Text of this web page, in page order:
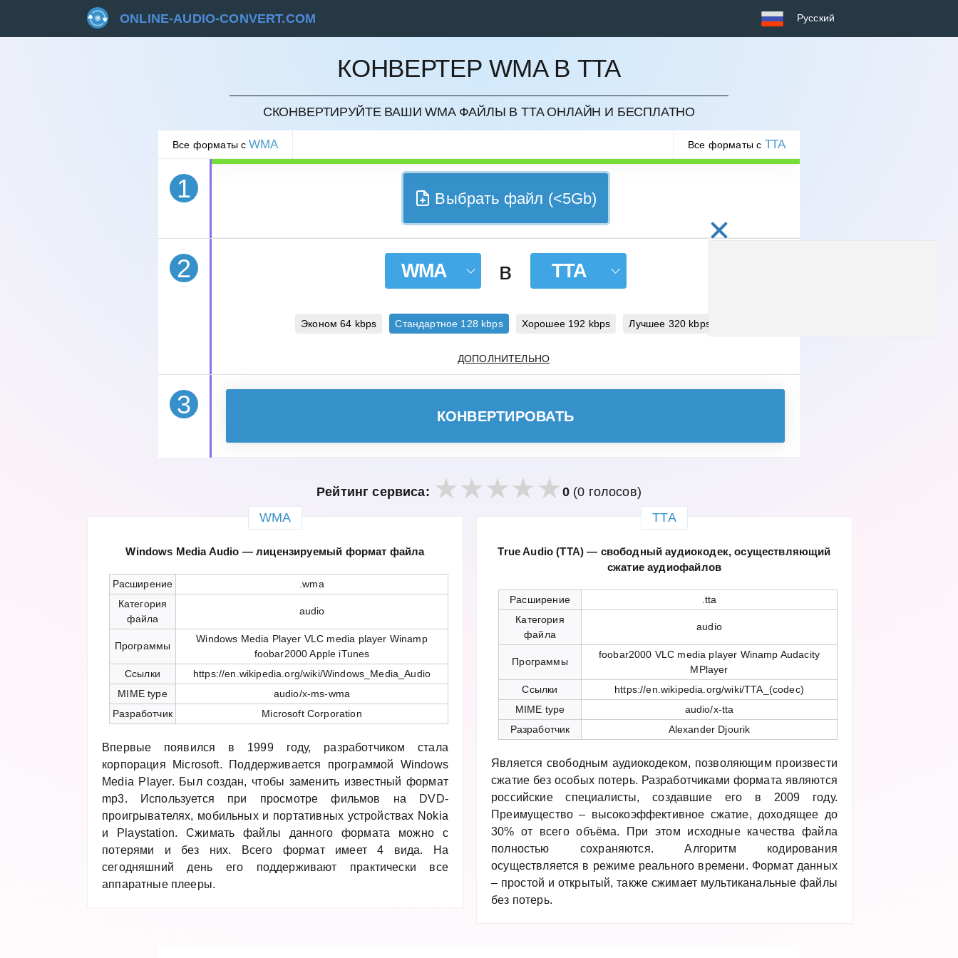
ONLINE-AUDIO-CONVERT.COM Русский
КОНВЕРТЕР WMA В TTA
СКОНВЕРТИРУЙТЕ ВАШИ WMA ФАЙЛЫ В TTA ОНЛАЙН И БЕСПЛАТНО
Все форматы сWMA Все форматы с TTA
1
ОТМЕНИТЬ
Выбрать файл (<5Gb)
2 WMA в TTA
Эконом 64 kbps Стандартное 128 kbps Хорошее192 kbps Лучшее 320 kbps
ДОПОЛНИТЕЛЬНО
3 КОНВЕРТИРОВАТЬ
Рейтинг сервиса: 0(0 голосов)
WMA
Windows Media Audio — лицензируемый формат файла
Расширение
.wma
Категория
файла
audio
Программы
Windows Media Player VLC media player Winamp
foobar2000 Apple iTunes
Ссылки
https://en.wikipedia.org/wiki/Windows_Media_Audio
MIME type
audio/x-ms-wma
Разработчик
Microsoft Corporation
Впервые появился в 1999 году, разработчиком стала
корпорация Microsoft. Поддерживается программой Windows
Media Player. Был создан, чтобы заменить известный формат
mp3. Используется при просмотре фильмов на DVD-
проигрывателях, мобильных и портативных устройствах Nokia
и Playstation. Сжимать файлы данного формата можно с
потерями и без них. Всего формат имеет 4 вида. На
сегодняшний день его поддерживают практически все
аппаратные плееры.
TTA
True Audio (TTA) — свободный аудиокодек, осуществляющий
сжатие аудиофайлов
Расширение
.tta
Категория
файла
audio
Программы
foobar2000 VLC media player Winamp Audacity
MPlayer
Ссылки
https://en.wikipedia.org/wiki/TTA_(codec)
MIME type
audio/x-tta
Разработчик
Alexander Djourik
Является свободным аудиокодеком, позволяющим произвести
сжатие без особых потерь. Разработчиками формата являются
российские специалисты, создавшие его в 2009 году.
Преимущество – высокоэффективное сжатие, доходящее до
30% от всего объёма. При этом исходные качества файла
полностью сохраняются. Алгоритм кодирования
осуществляется в режиме реального времени. Формат данных
– простой и открытый, также сжимает мультиканальные файлы
без потерь.